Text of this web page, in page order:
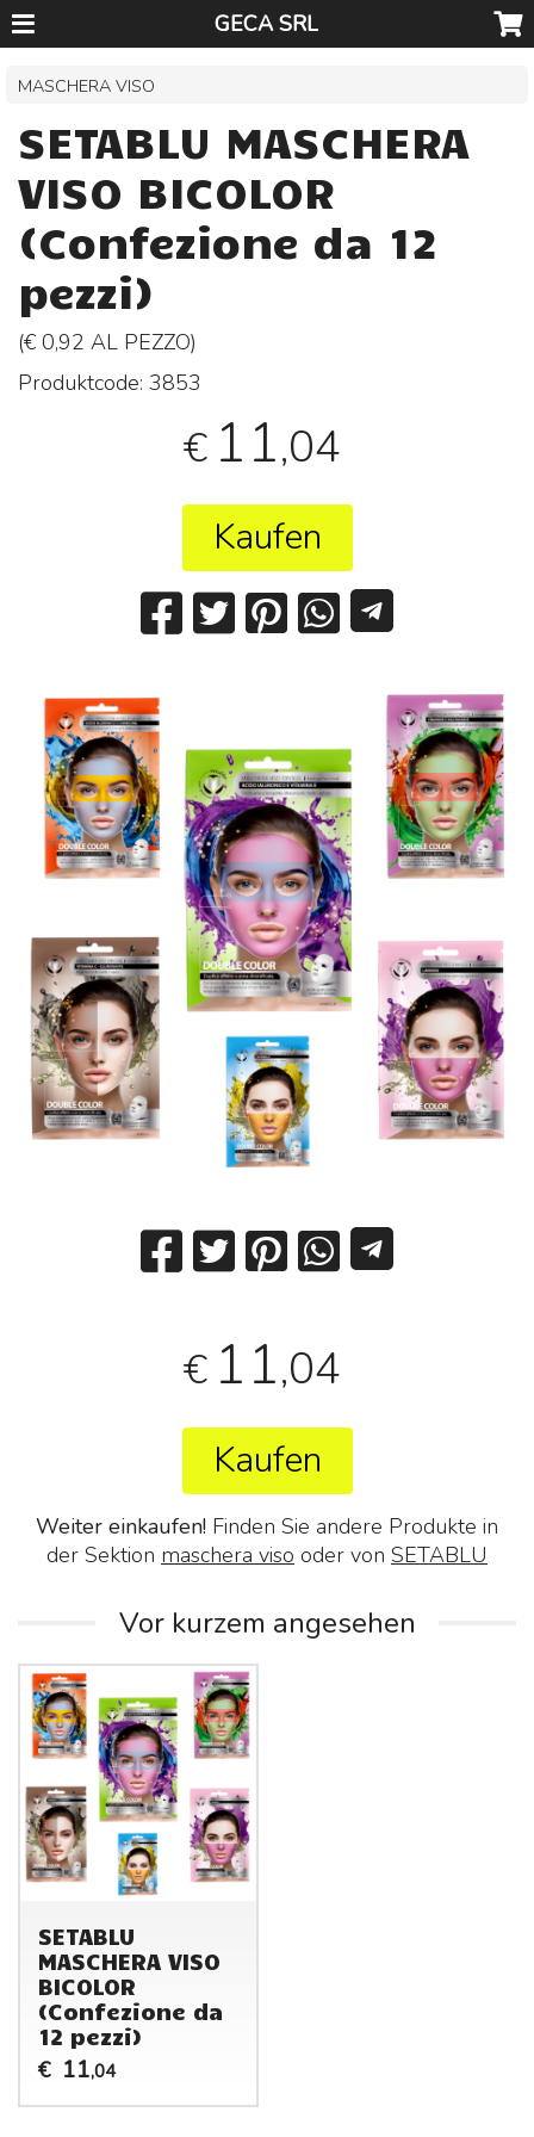
GECA SRL
MASCHERA VISO
SETABLU MASCHERA
VISO BICOLOR
(Confezione da 12
pezzi)
(€ 0,92 AL PEZZO)
Produktcode:3853
€ 11,04
Kaufen
€ 11,04
Kaufen
Weiter einkaufen! Finden Sie andere Produkte in
der Sektion maschera viso oder von SETABLU
Vor kurzem angesehen
SETABLU
MASCHERA VISO
BICOLOR
(Confezione da
12 pezzi)
€ 11,04